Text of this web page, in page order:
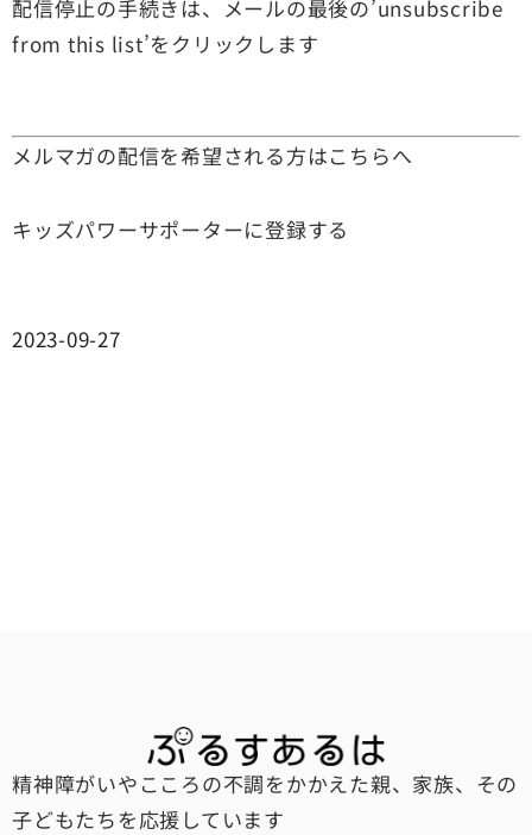
配信停止の手続きは、メールの最後の’unsubscribe
from this list’をクリックします
メルマガの配信を希望される方はこちらへ
キッズパワーサポーターに登録する
2023-09-27
精神障がいやこころの不調をかかえた親、家族、その
子どもたちを応援しています